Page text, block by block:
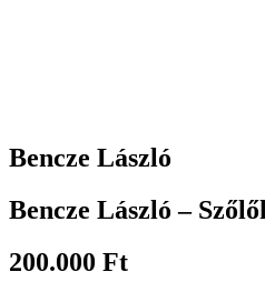
Bencze László
Bencze László –
200.000 Ft